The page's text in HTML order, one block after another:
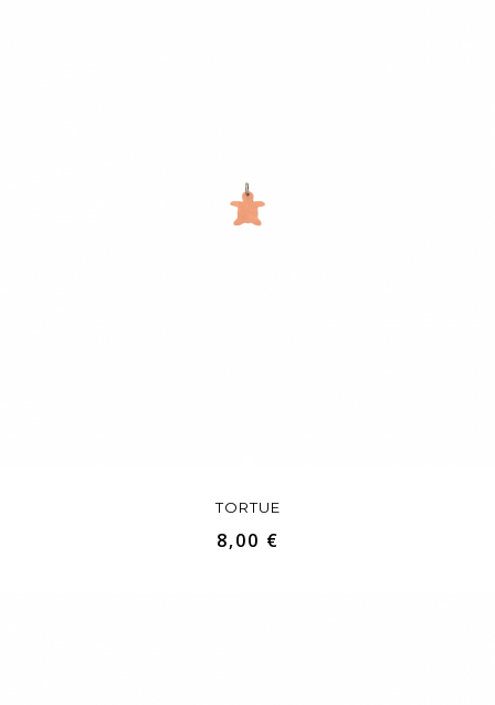
TORTUE
8,00 €